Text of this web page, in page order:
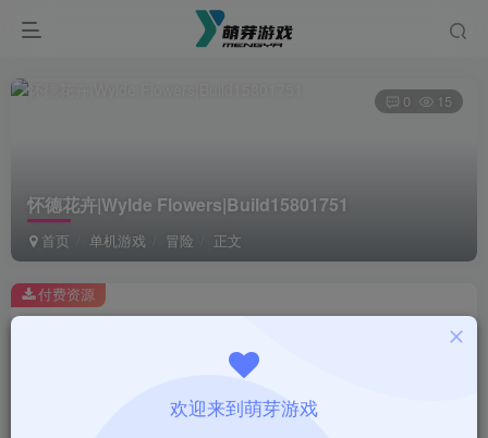
怀德花卉|Wylde Flowers|Build15801751
首页 单机游戏 冒险 正文
0 15
此内容为付费资源，请付费后查看
￥1
付费资源
欢迎来到萌芽游戏